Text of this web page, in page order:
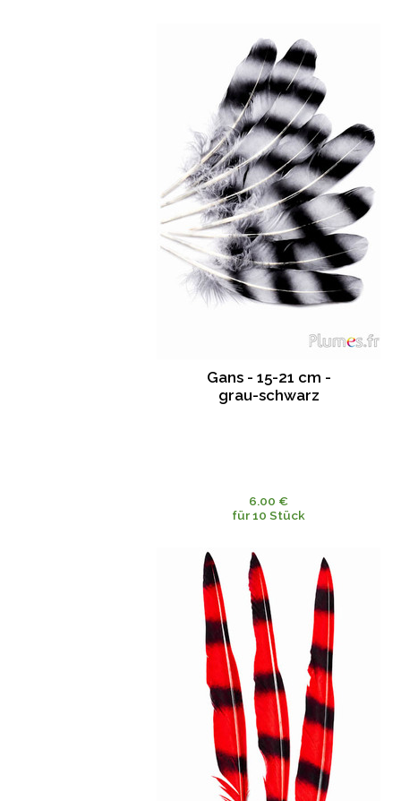
Gans - 15-21 cm -
grau-schwarz
6.00 €
für 10 Stück